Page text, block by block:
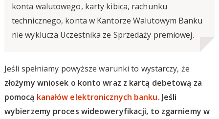
konta walutowego, karty kibica, rachunku
technicznego, konta w Kantorze Walutowym Banku
nie wyklucza Uczestnika ze Sprzedaży premiowej.
Jeśli spełniamy powyższe warunki to wystarczy, że
złożymy wniosek o konto wraz z kartą debetową za
pomocą kanałów elektronicznych banku. Jeśli
wybierzemy proces wideoweryfikacji, to zgarniemy w